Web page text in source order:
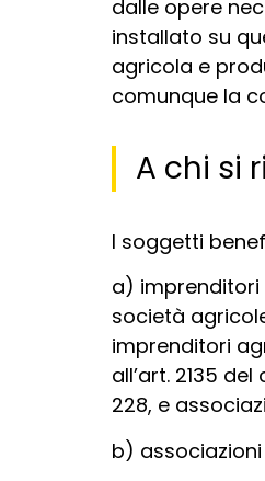
dalle opere
installato su
agricola e
comunque la
A chi si
I soggetti
a) imprenditori
società
imprenditori
all’art. 2135
228, e
b)